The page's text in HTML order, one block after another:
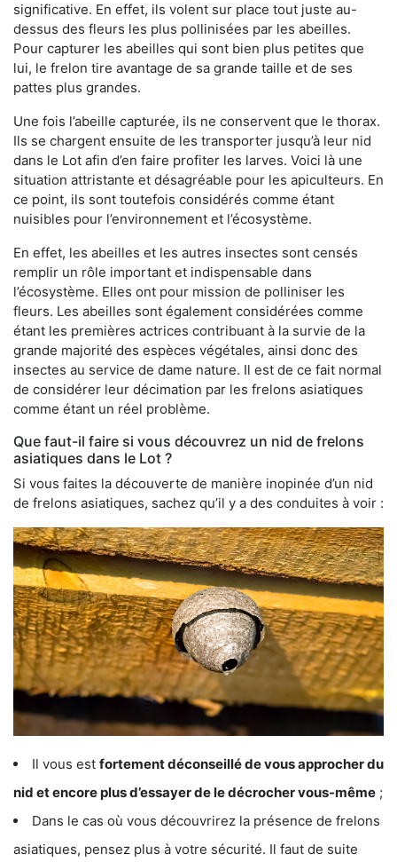
significative. En effet, ils volent sur place tout juste au-
dessus des fleurs les plus pollinisées par les abeilles.
Pour capturer les abeilles qui sont bien plus petites que
lui, le frelon tire avantage de sa grande taille et de ses
pattes plus grandes.
Une fois l’abeille capturée, ils ne conservent que le thorax.
Ils se chargent ensuite de les transporter jusqu’à leur nid
dans le Lot afin d’en faire profiter les larves. Voici là une
situation attristante et désagréable pour les apiculteurs. En
ce point, ils sont toutefois considérés comme étant
nuisibles pour l’environnement et l’écosystème.
En effet, les abeilles et les autres insectes sont censés
remplir un rôle important et indispensable dans
l’écosystème. Elles ont pour mission de polliniser les
fleurs. Les abeilles sont également considérées comme
étant les premières actrices contribuant à la survie de la
grande majorité des espèces végétales, ainsi donc des
insectes au service de dame nature. Il est de ce fait normal
de considérer leur décimation par les frelons asiatiques
comme étant un réel problème.
Que faut-il faire si vous découvrez un nid de frelons
asiatiques dans le Lot ?
Si vous faites la découverte de manière inopinée d’un nid
de frelons asiatiques, sachez qu’il y a des conduites à voir :
Il vous est fortement déconseillé de vous approcher du
nid et encore plus d’essayer de le décrocher vous-même ;
Dans le cas où vous découvrirez la présence de frelons
asiatiques, pensez plus à votre sécurité. Il faut de suite